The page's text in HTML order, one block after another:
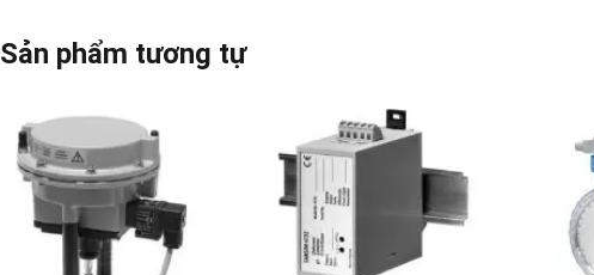
Sản phẩm tương tự